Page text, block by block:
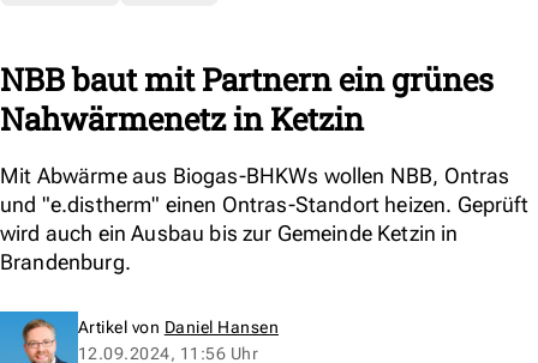
NBB baut mit Partnern ein grünes
Nahwärmenetz in Ketzin
Mit Abwärme aus Biogas-BHKWs wollen NBB, Ontras
und "e.distherm" einen Ontras-Standort heizen. Geprüft
wird auch ein Ausbau bis zur Gemeinde Ketzin in
Brandenburg.
Artikel von Daniel Hansen
12.09.2024, 11:56 Uhr